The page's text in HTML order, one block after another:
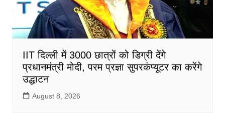
IIT दिल्ली में 3000 छात्रों को डिग्री देंगे
प्रधानमंत्री मोदी, परम प्रज्ञा सुपरकंप्यूटर का करेंगे
उद्धाटन
August 8, 2026